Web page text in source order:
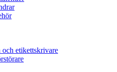
etikettskrivare